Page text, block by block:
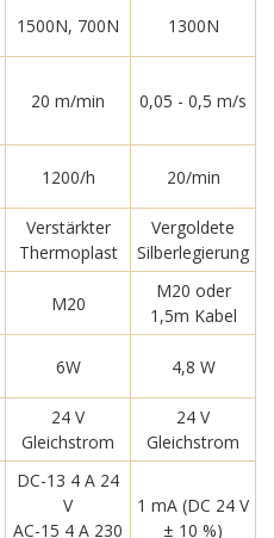
1500N, 700N 1300N
20 m/min 0,05 - 0,5 m/s
1200/h 20/min
Verstärkter
Thermoplast
Vergoldete
Silberlegierung
M20
M20 oder
1,5m Kabel
6W 4,8 W
24 V
Gleichstrom
24 V
Gleichstrom
DC-13 4 A 24
V
AC-15 4 A 230
1 mA (DC 24 V
± 10 %)